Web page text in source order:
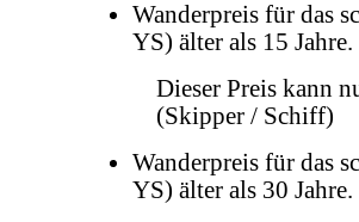
Wanderpreis für das
YS) älter als 15 Jahre.
Dieser Preis kann
(Skipper / Schiff)
Wanderpreis für das
YS) älter als 30 Jahre.